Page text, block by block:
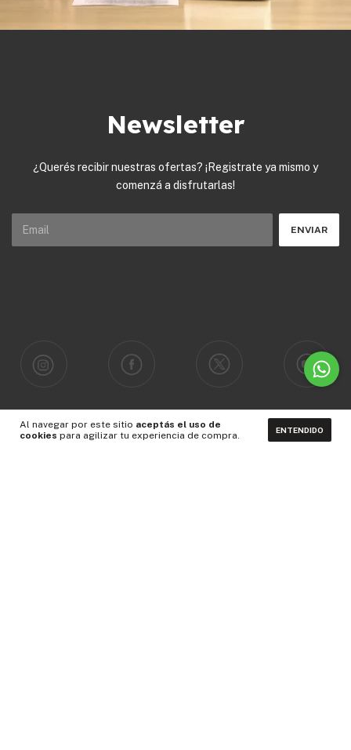
Al navegar por este sitio aceptás el uso de
cookies para agilizar tu experiencia de compra. ENTENDIDO
Newsletter
¿Querés recibir nuestras ofertas? ¡Registrate ya mismo y
comenzá a disfrutarlas!